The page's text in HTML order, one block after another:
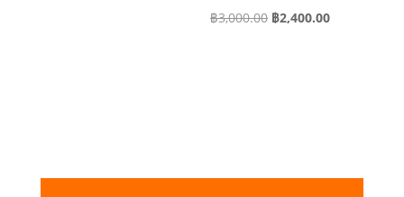
฿3,000.00 Original
฿2,400.00Current